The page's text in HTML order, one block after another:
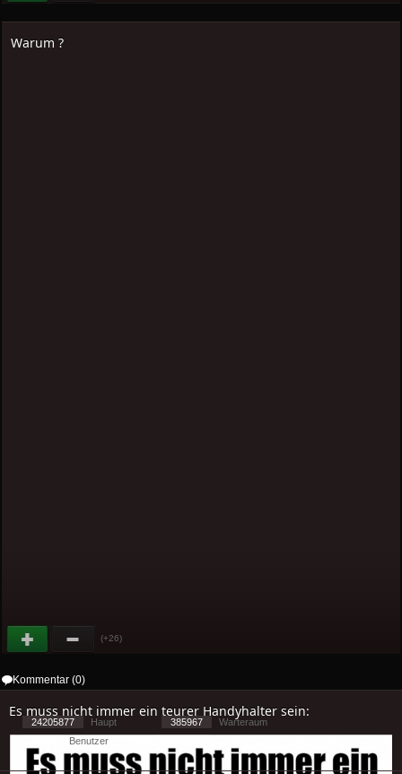
Warum ?
(+26)
Kommentar (0)
Es muss nicht immer ein teurer Handyhalter sein:
24205877 Haupt 385967
Warteraum
Benutzer